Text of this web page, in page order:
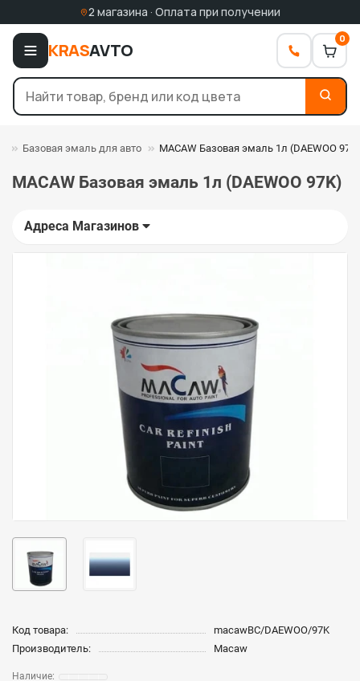
2 магазина · Оплата при получении
KRASAVTO
0
Базовая эмаль для авто MACAW Базовая эмаль 1л (DAEWOO 97K)
MACAW Базовая эмаль 1л (DAEWOO 97K)
Адреса Магазинов
Код товара:
macawBC/DAEWOO/97K
Производитель:
Macaw